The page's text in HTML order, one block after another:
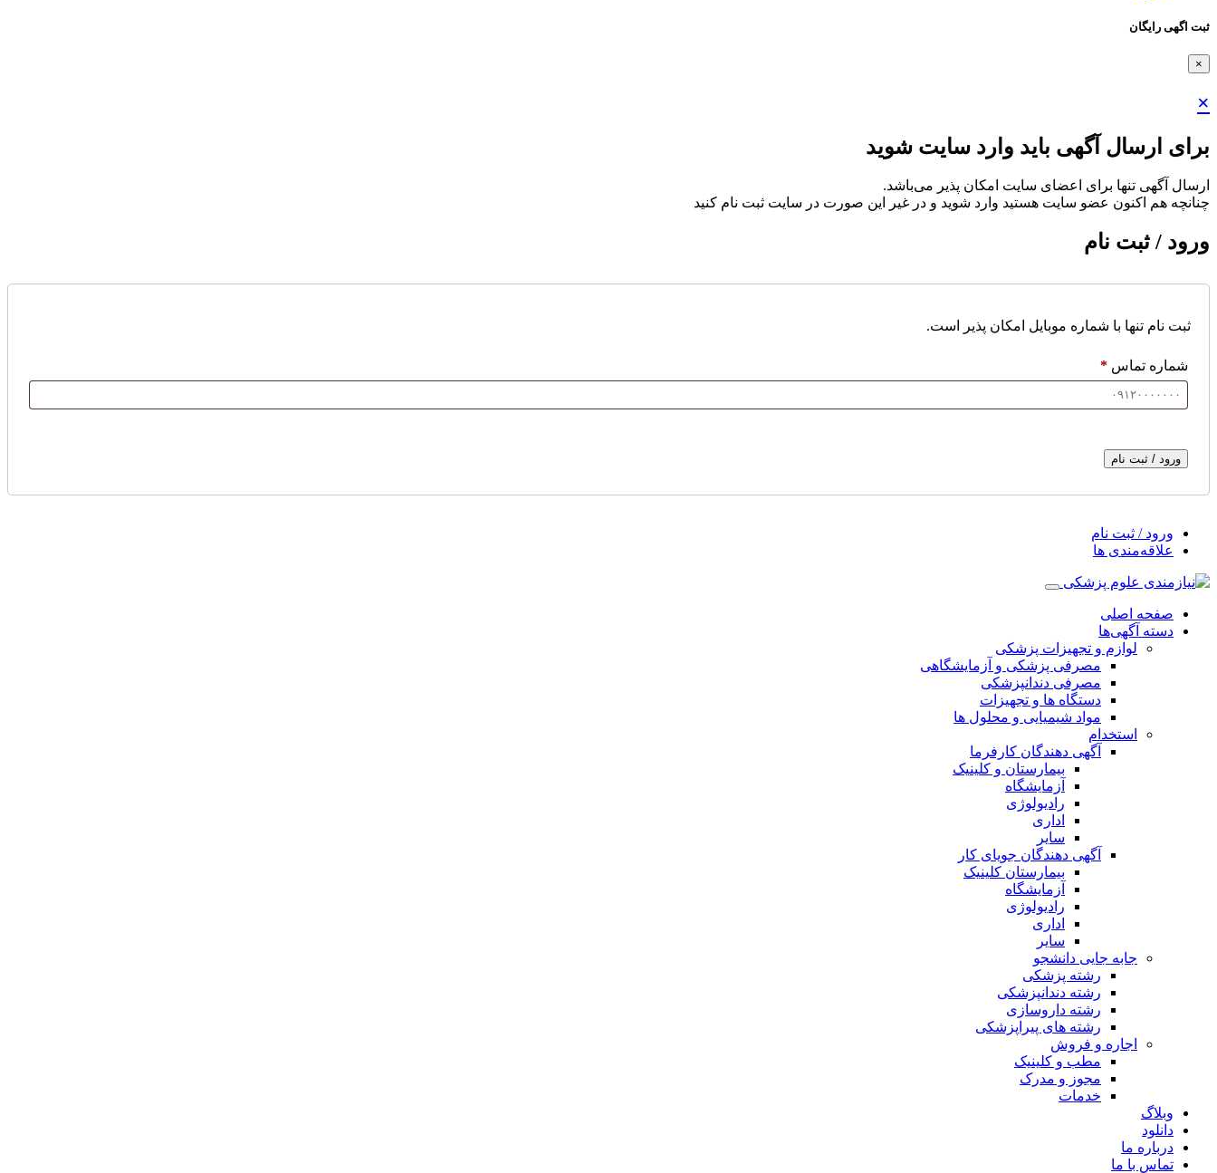
ثبت اگهی رایگان
×
×
برای ارسال آگهی باید وارد سایت شوید
ارسال آگهی تنها برای اعضای سایت امکان پذیر می‌باشد.
چنانچه هم‌ اکنون عضو سایت هستید وارد شوید و در غیر این صورت در سایت ثبت نام کنید
ورود / ثبت نام
ثبت نام تنها با شماره موبایل امکان پذیر است.
شماره تماس *
ورود / ثبت نام
ورود / ثبت نام
علاقه‌مندی ها
صفحه اصلی
دسته آگهی‌ها
لوازم و تجهیزات پزشکی
مصرفی پزشکی و آزمایشگاهی
مصرفی دندانپزشکی
دستگاه ها و تجهیزات
مواد شیمیایی و محلول ها
استخدام
آگهی دهندگان کارفرما
بیمارستان و کلینیک
آزمایشگاه
رادیولوژی
اداری
سایر
آگهی دهندگان جویای کار
بیمارستان کلینیک
آزمایشگاه
رادیولوژی
اداری
سایر
جابه جایی دانشجو
رشته پزشکی
رشته دندانپزشکی
رشته داروسازی
رشته های پیراپزشکی
اجاره و فروش
مطب و کلینیک
مجوز و مدرک
خدمات
وبلاگ
دانلود
درباره ما
تماس با ما